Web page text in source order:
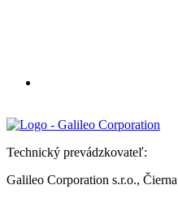
Technický prevádzkovateľ:
Galileo Corporation s.r.o.,